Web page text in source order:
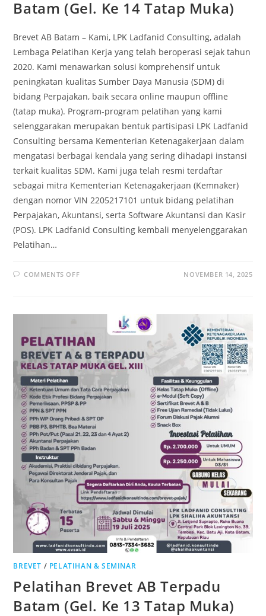
Batam (Gel. Ke 14 Tatap Muka)
Brevet AB Batam – Kami, LPK Ladfanid Consulting, adalah
Lembaga Pelatihan Kerja yang telah beroperasi sejak tahun
2020. Kami menawarkan solusi komprehensif untuk
peningkatan kualitas Sumber Daya Manusia (SDM) di
bidang Perpajakan, baik secara online maupun offline
(tatap muka). Program-program pelatihan yang kami
selenggarakan merupakan bentuk partisipasi LPK Ladfanid
Consulting bersama Kementerian Ketenagakerjaan dalam
mengatasi berbagai kendala yang sering dihadapi instansi
terkait kualitas SDM. Kami juga telah resmi terdaftar
sebagai mitra Kementerian Ketenagakerjaan (Kemnaker)
dengan nomor VIN 2205217101 untuk bidang pelatihan
Perpajakan, Akuntansi, serta Software Akuntansi dan Kasir
(POS). LPK Ladfanid Consulting kembali menyelenggarakan
Pelatihan…
COMMENTS OFF NOVEMBER 14, 2025
BREVET / PELATIHAN & SEMINAR
Pelatihan Brevet AB Terpadu
Batam (Gel. Ke 13 Tatap Muka)